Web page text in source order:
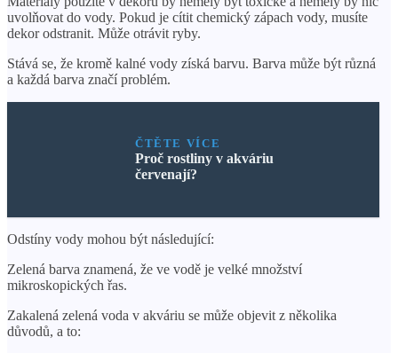
uvolňovat do vody. Pokud je cítit chemický zápach vody, musíte
dekor odstranit. Může otrávit ryby.
Stává se, že kromě kalné vody získá barvu. Barva může být různá
a každá barva značí problém.
ČTĚTE VÍCE
Proč rostliny v akváriu
červenají?
Odstíny vody mohou být následující:
Zelená barva znamená, že ve vodě je velké množství
mikroskopických řas.
Zakalená zelená voda v akváriu se může objevit z několika
důvodů, a to: